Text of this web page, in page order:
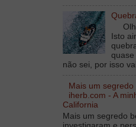
Olha
Isto
quase
não sei, por isso
Mais um
iherb.com - A
California
Mais um segredo